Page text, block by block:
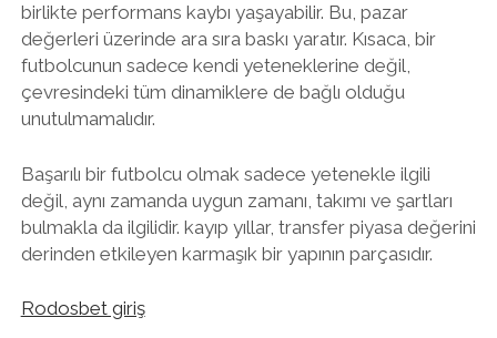
birlikte performans kaybı yaşayabilir. Bu, pazar
değerleri üzerinde ara sıra baskı yaratır. Kısaca, bir
futbolcunun sadece kendi yeteneklerine değil,
çevresindeki tüm dinamiklere de bağlı olduğu
unutulmamalıdır.
Başarılı bir futbolcu olmak sadece yetenekle ilgili
değil, aynı zamanda uygun zamanı, takımı ve şartları
bulmakla da ilgilidir. kayıp yıllar, transfer piyasa değerini
derinden etkileyen karmaşık bir yapının parçasıdır.
Rodosbet giriş